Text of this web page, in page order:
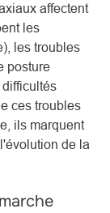
affectent
les
les troubles
posture
ces troubles
ils marquent
de la